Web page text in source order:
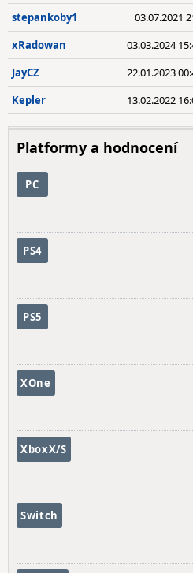
stepankoby1
03.07.2021
xRadowan
03.03.2024
JayCZ
22.01.2023
Kepler
13.02.2022
Platformy a hodnocení
PC
PS4
PS5
XOne
XboxX/S
Switch